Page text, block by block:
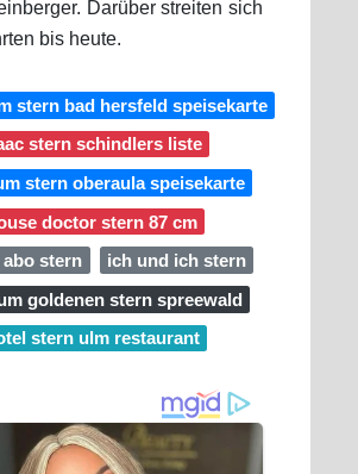
Darüber streiten sich
bis heute.
stern bad hersfeld speisekarte
stern schindlers liste
stern oberaula speisekarte
doctor stern 87 cm
stern
ich und ich stern
goldenen stern spreewald
stern ulm restaurant